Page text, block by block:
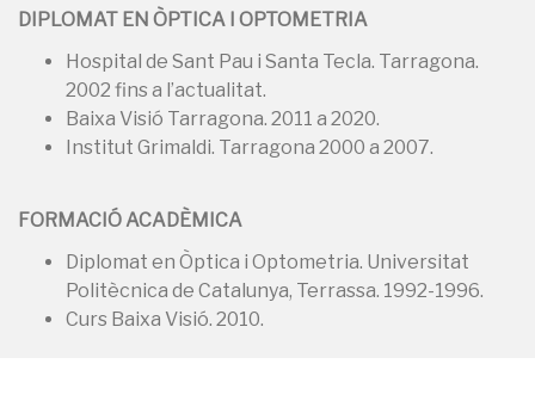
DIPLOMAT EN ÒPTICA I OPTOMETRIA
Hospital de Sant Pau i Santa Tecla. Tarragona.
2002 fins a l’actualitat.
Baixa Visió Tarragona. 2011 a 2020.
Institut Grimaldi. Tarragona 2000 a 2007.
FORMACIÓ ACADÈMICA
Diplomat en Òptica i Optometria. Universitat
Politècnica de Catalunya, Terrassa. 1992-1996.
Curs Baixa Visió. 2010.